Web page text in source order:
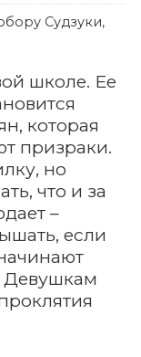
Судзуки,
школе. Ее
которая
призраки.
но
что и за
–
если
Девушкам